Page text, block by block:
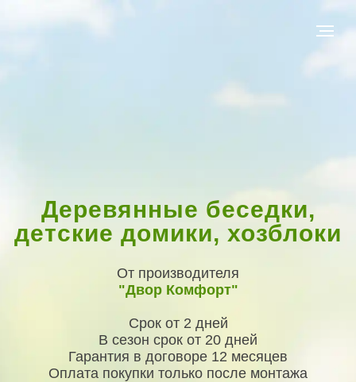
Деревянные беседки,
детские домики, хозблоки
От производителя
"Двор Комфорт"
Срок от 2 дней
В сезон срок от 20 дней
Гарантия в договоре 12 месяцев
Оплата покупки только после монтажа